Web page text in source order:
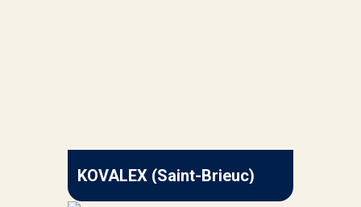
KOVALEX (Saint-Brieuc)